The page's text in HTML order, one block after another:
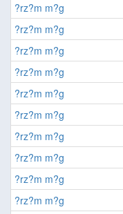
?rz?m m?g
?rz?m m?g
?rz?m m?g
?rz?m m?g
?rz?m m?g
?rz?m m?g
?rz?m m?g
?rz?m m?g
?rz?m m?g
?rz?m m?g